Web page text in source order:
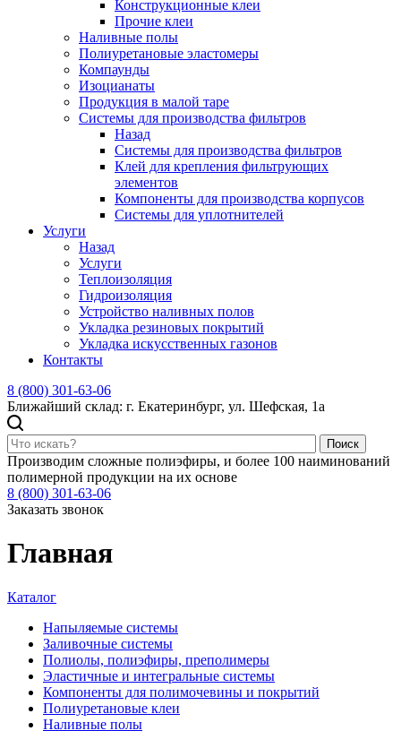
Конструкционные клеи
Прочие клеи
Наливные полы
Полиуретановые эластомеры
Компаунды
Изоцианаты
Продукция в малой таре
Системы для производства фильтров
Назад
Системы для производства фильтров
Клей для крепления фильтрующих
элементов
Компоненты для производства корпусов
Системы для уплотнителей
Услуги
Назад
Услуги
Теплоизоляция
Гидроизоляция
Устройство наливных полов
Укладка резиновых покрытий
Укладка искусственных газонов
Контакты
8 (800) 301-63-06
Ближайший склад: г. Екатеринбург, ул. Шефская, 1а
Поиск
Производим сложные полиэфиры, и более 100 наиминований
полимерной продукции на их основе
8 (800) 301-63-06
Заказать звонок
Главная
Каталог
Напыляемые системы
Заливочные системы
Полиолы, полиэфиры, преполимеры
Эластичные и интегральные системы
Компоненты для полимочевины и покрытий
Полиуретановые клеи
Наливные полы